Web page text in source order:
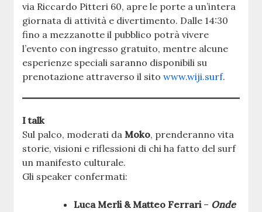
via Riccardo Pitteri 60, apre le porte a un’intera
giornata di attività e divertimento. Dalle 14:30
fino a mezzanotte il pubblico potrà vivere
l’evento con ingresso gratuito, mentre alcune
esperienze speciali saranno disponibili su
prenotazione attraverso il sitowww.wiji.surf.
I talk
Sul palco, moderati daMoko, prenderanno vita
storie, visioni e riflessioni di chi ha fatto del surf
un manifesto culturale.
Gli speaker confermati:
Luca Merli & Matteo Ferrari– Onde